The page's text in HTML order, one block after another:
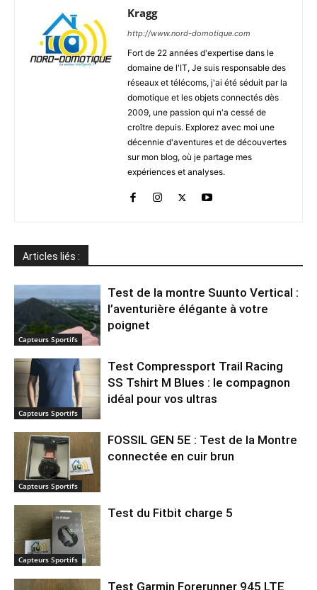
Kragg
http://www.nord-domotique.com
Fort de 22 années d'expertise dans le
domaine de l'IT, Je suis responsable des
réseaux et télécoms, j'ai été séduit par la
domotique et les objets connectés dès
2009, une passion qui n'a cessé de
croître depuis. Explorez avec moi une
décennie d'aventures et de découvertes
sur mon blog, où je partage mes
expériences et analyses.
Articles liés :
Capteurs Sportifs
Test de la montre Suunto Vertical :
l’aventurière élégante à votre
poignet
Capteurs Sportifs
Test Compressport Trail Racing
SS Tshirt M Blues : le compagnon
idéal pour vos ultras
Capteurs Sportifs
FOSSIL GEN 5E : Test de la Montre
connectée en cuir brun
Capteurs Sportifs
Test du Fitbit charge 5
Test Garmin Forerunner 945 LTE